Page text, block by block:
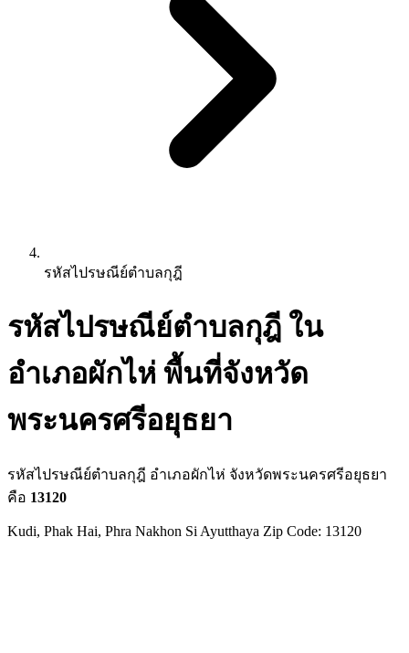
รหัสไปรษณีย์ตำบลกุฎี
รหัสไปรษณีย์ตำบลกุฎี ใน
อำเภอผักไห่ พื้นที่จังหวัด
พระนครศรีอยุธยา
รหัสไปรษณีย์ตำบลกุฎี อำเภอผักไห่ จังหวัดพระนครศรีอยุธยา
คือ 13120
Kudi, Phak Hai, Phra Nakhon Si Ayutthaya Zip Code: 13120